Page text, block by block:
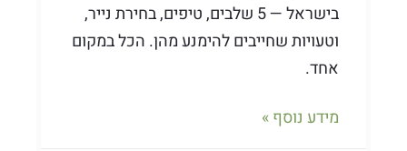
בישראל — 5 שלבים, טיפים, בחירת נייר,
וטעויות שחייבים להימנע מהן. הכל במקום
אחד.
מידע נוסף »